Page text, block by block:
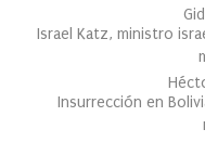
Israel Katz, ministro
Insurrección en